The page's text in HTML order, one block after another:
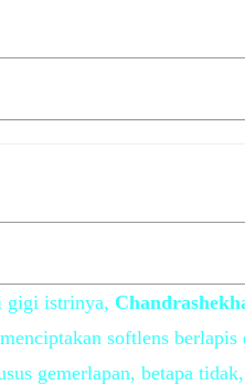
gigi istrinya,
softlens
gemerlapan, betapa